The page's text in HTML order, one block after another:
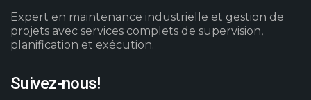
Expert en maintenance industrielle et gestion de
projets avec services complets de supervision,
planification et exécution.
Suivez-nous!